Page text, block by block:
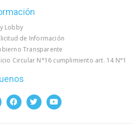
Lobby
de Información
Transparente
Circular N°16 cumplimiento art. 14 N°1